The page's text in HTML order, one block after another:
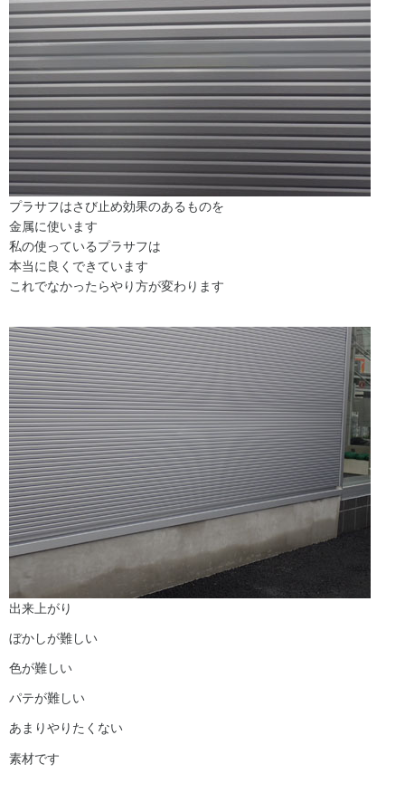
プラサフはさび止め効果のあるものを
金属に使います
私の使っているプラサフは
本当に良くできています
これでなかったらやり方が変わります
出来上がり
ぼかしが難しい
色が難しい
パテが難しい
あまりやりたくない
素材です